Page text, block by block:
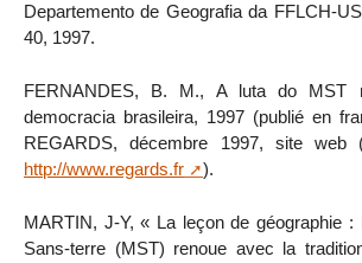
Departemento de Geografia da FFLCH-
40, 1997.
FERNANDES, B. M., A luta do MST
democracia brasileira, 1997 (publié en
REGARDS, décembre 1997, site web
http://www.regards.fr
).
MARTIN, J-Y, « La leçon de géographie :
Sans-terre (MST) renoue avec la